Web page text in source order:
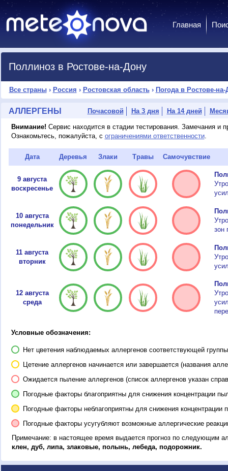
Главная
Поллиноз в Ростове-на-Дону
Все страны› Россия › Ростовская область› Погода в Ростове-на-
АЛЛЕРГЕНЫ Почасовой На 3 дня На 14 дней
Внимание! Сервис находится в стадии тестирования. Замечания и
Ознакомьтесь, пожалуйста, с ограничениями ответственности.
Дата Деревья Злаки Травы Самочувствие
9 августа
воскресенье
10 августа
понедельник
зон
11 августа
вторник
12 августа
среда
Условные обозначения:
Нет цветения наблюдаемых аллергенов соответствующей
Цетение аллергенов начинается или завершается (названия
Ожидается пыление аллергенов (список аллергенов указан
Погодные факторы благоприятны для снижения концентрации
Погодные факторы неблагоприятны для снижения концентрации
Погодные факторы усугубляют возможные аллергические
Примечание: в настоящее время выдается прогноз по следующим
клен, дуб, липа, злаковые, полынь, лебеда, подорожник.